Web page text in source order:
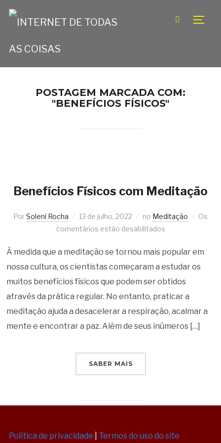
POSTAGEM MARCADA COM:
"BENEFÍCIOS FÍSICOS"
Benefícios Físicos com Meditação
PorSoleni Rocha 13 de julho, 2022 no Meditação
Os
comentários estão desabilitados
À medida que a meditação se tornou mais popular em
nossa cultura, os cientistas começaram a estudar os
muitos benefícios físicos que podem ser obtidos
através da prática regular. No entanto, praticar a
meditação ajuda a desacelerar a respiração, acalmar a
mente e encontrar a paz. Além de seus inúmeros […]
SABER MAIS
Política de privacidade Termos do uso do site